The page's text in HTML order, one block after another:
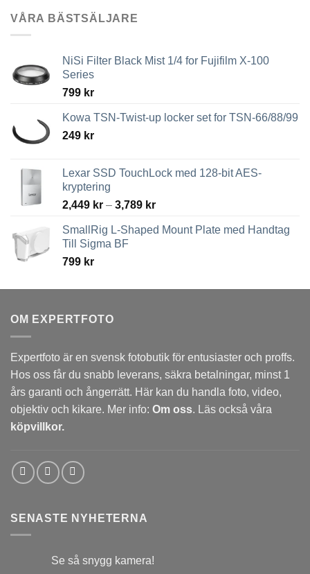
VÅRA BÄSTSÄLJARE
NiSi Filter Black Mist 1/4 for Fujifilm X-100
Series
799 kr
Kowa TSN-Twist-up locker set for TSN-66/88/99
249 kr
Lexar SSD TouchLock med 128-bit AES-
kryptering
2,449 kr – 3,789 krPrisintervall:
till
SmallRig L-Shaped Mount Plate med Handtag
Till Sigma BF
799 kr
OM EXPERTFOTO
Expertfoto är en svensk fotobutik för entusiaster och proffs.
Hos oss får du snabb leverans, säkra betalningar, minst 1
års garanti och ångerrätt. Här kan du handla foto, video,
objektiv och kikare. Mer info: Om oss. Läs också våra
köpvillkor.
SENASTE NYHETERNA
Se så snygg kamera!